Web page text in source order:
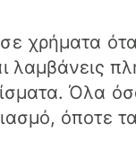
χρήματα
λαμβάνεις
Όλα
όποτε